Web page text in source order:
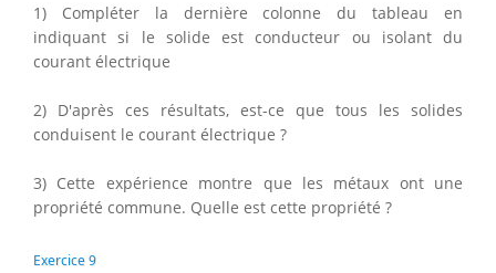
1) Compléter la dernière colonne du tableau en
indiquant si le solide est conducteur ou isolant du
courant électrique
2) D'après ces résultats, est-ce que tous les solides
conduisent le courant électrique ?
3) Cette expérience montre que les métaux ont une
propriété commune. Quelle est cette propriété ?
Exercice 9